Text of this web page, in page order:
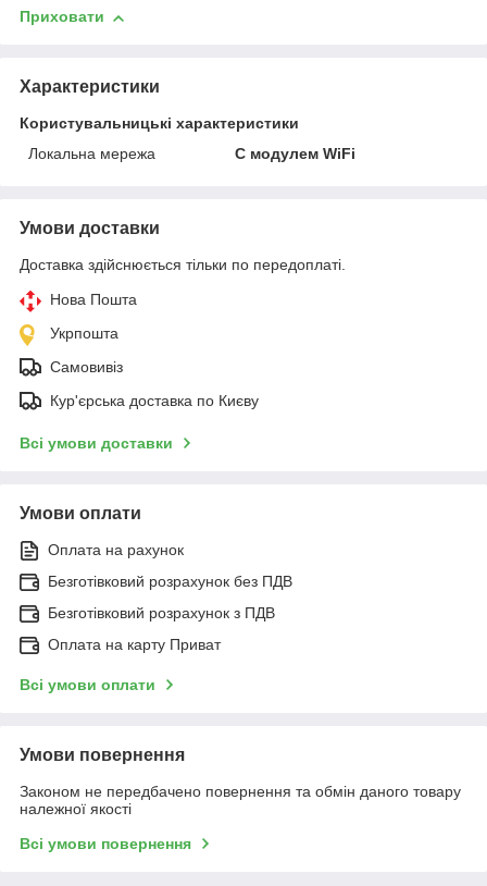
Приховати
Характеристики
Користувальницькі характеристики
Локальна мережа
C модулем WiFi
Умови доставки
Доставка здійснюється тільки по передоплаті.
Нова Пошта
Укрпошта
Самовивіз
Кур'єрська доставка по Києву
Всі умови доставки
Умови оплати
Оплата на рахунок
Безготівковий розрахунок без ПДВ
Безготівковий розрахунок з ПДВ
Оплата на карту Приват
Всі умови оплати
Умови повернення
Законом не передбачено повернення та обмін даного товару
належної якості
Всі умови повернення